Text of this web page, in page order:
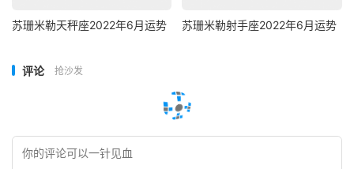
苏珊米勒天秤座2022年6月运势 苏珊米勒射手座2022年6月运势
评论 抢沙发